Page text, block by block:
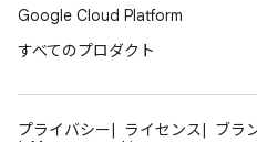
Google Cloud Platform
すべてのプロダクト
プライバシー ライセンス
ブラ